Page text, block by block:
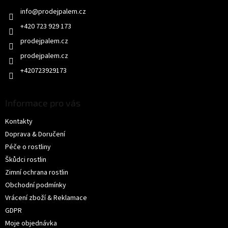
info@prodejpalem.cz
+420 723 929 173
prodejpalem.cz
+420723929173
Informace pro vás
Kontakty
Doprava & Doručení
Péče o rostliny
Škůdci rostlin
Zimní ochrana rostlin
Obchodní podmínky
Vrácení zboží & Reklamace
GDPR
Moje objednávka